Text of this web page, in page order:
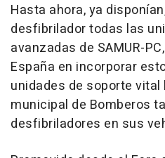
Hasta ahora, ya
desfibrilador todas las
avanzadas de SAMUR-
España en incorporar
unidades de soporte vital
municipal de Bomberos
desfibriladores en sus